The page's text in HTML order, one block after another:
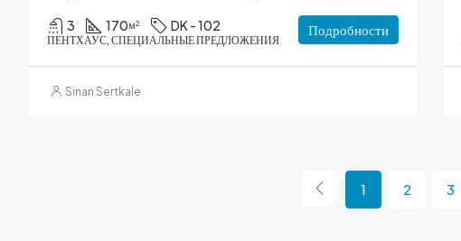
3 170м² DK - 102
ПЕНТХАУС, СПЕЦИАЛЬНЫЕ ПРЕДЛОЖЕНИЯ
Подробности
Sinan Sertkale
1 2 3